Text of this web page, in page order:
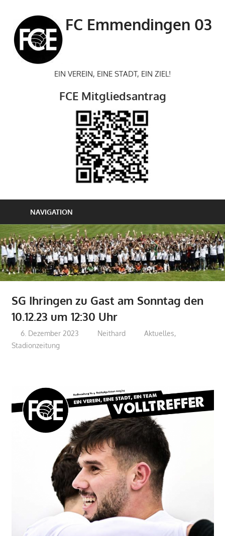
springen
FC Emmendingen 03
EIN VEREIN, EINE STADT, EIN ZIEL!
FCE Mitgliedsantrag
NAVIGATION
SG Ihringen zu Gast am Sonntag den
10.12.23 um 12:30 Uhr
6. Dezember 2023 Neithard Aktuelles,
Stadionzeitung